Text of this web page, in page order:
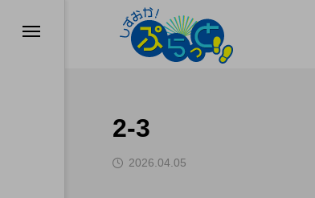
2-3
2026.04.05